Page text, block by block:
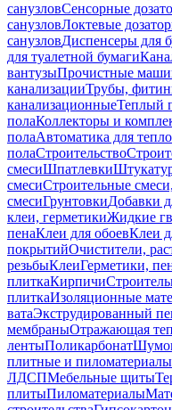
санузловСенсорные
санузловЛоктевые
санузловДиспенсеры для
для туалетной бумаги
вантузыПрочистные
канализацииТрубы,
канализационныеТеплый
полаКоллекторы и
полаАвтоматика для
полаСтроительство
смесиШпатлевки
смесиСтроительные
смесиГрунтовкиДобавки
клеи, герметикиЖидкие
пенаКлеи для обоевКлеи
покрытийОчистители,
резьбыКлеиГерметики,
плиткаКирпичи
плиткаИзоляционные
ватаЭкструдированный
мембраныОтражающая
лентыПоликарбонат
плитные и пиломатериалы
ЛДСПМебельные щиты
плитыПиломатериалы